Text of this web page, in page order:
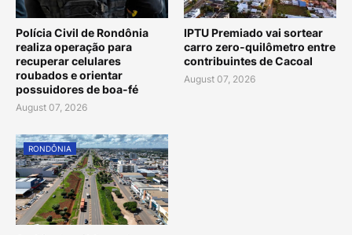
Polícia Civil de Rondônia
realiza operação para
recuperar celulares
roubados e orientar
possuidores de boa-fé
August 07, 2026
IPTU Premiado vai sortear
carro zero-quilômetro entre
contribuintes de Cacoal
August 07, 2026
RONDÔNIA